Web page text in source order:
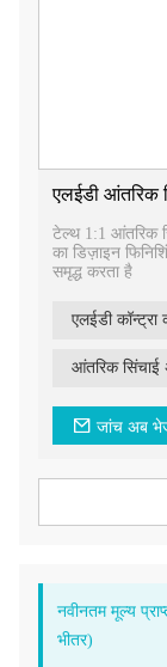
एलईडी आंतरिक
टेल्थ 1:1 आंतरिक
का डिज़ाइन
समृद्ध करता है
एलईडी कॉन्ट्रा
आंतरिक
जांच अब
नवीनतम मूल्य
भीतर)